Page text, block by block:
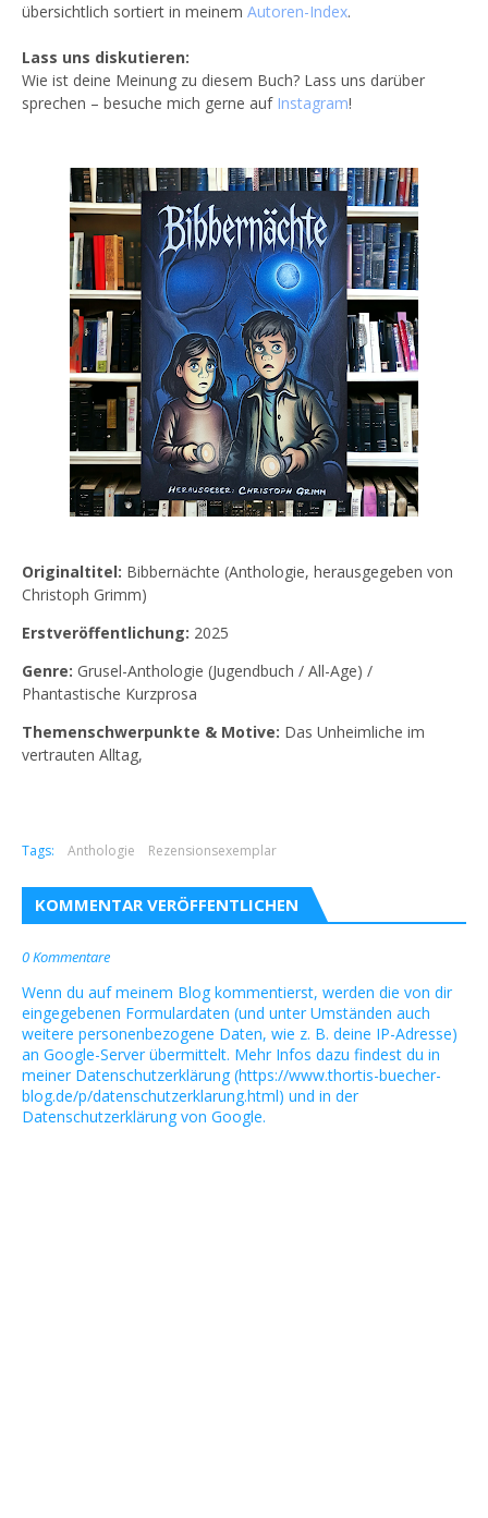
übersichtlich sortiert in meinem Autoren-Index.
Lass uns diskutieren:
Wie ist deine Meinung zu diesem Buch? Lass uns darüber
sprechen – besuche mich gerne auf Instagram!
Originaltitel: Bibbernächte (Anthologie, herausgegeben von
Christoph Grimm)
Erstveröffentlichung: 2025
Genre: Grusel-Anthologie (Jugendbuch / All-Age) /
Phantastische Kurzprosa
Themenschwerpunkte & Motive: Das Unheimliche im
vertrauten Alltag,
Tags: Anthologie Rezensionsexemplar
KOMMENTAR VERÖFFENTLICHEN
0 Kommentare
Wenn du auf meinem Blog kommentierst, werden die von dir
eingegebenen Formulardaten (und unter Umständen auch
weitere personenbezogene Daten, wie z. B. deine IP-Adresse)
an Google-Server übermittelt. Mehr Infos dazu findest du in
meiner Datenschutzerklärung (https://www.thortis-buecher-
blog.de/p/datenschutzerklarung.html) und in der
Datenschutzerklärung von Google.